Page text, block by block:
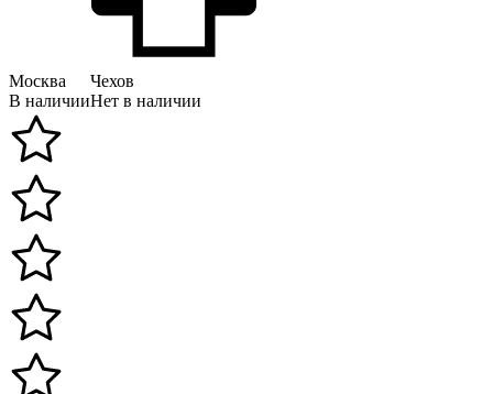
Москва
В наличии
Чехов
Нет в наличии